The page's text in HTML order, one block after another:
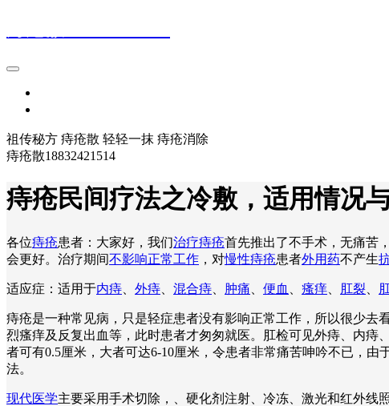
祖传秘方 痔疮散 轻轻一抹 痔疮消除
痔疮散18832421514
痔疮民间疗法之冷敷，适用情况
各位痔疮患者：大家好，我们治疗痔疮首先推出了不手术，无痛苦
会更好。治疗期间不影响正常工作 ，对慢性痔疮患者外用药不产生
适应症：适用于内痔 外痔 混合痔 肿痛 便血 瘙痒 肛裂
痔疮是一种常见病，只是轻症患者没有影响正常工作，所以很少去
烈瘙痒及反复出血等，此时患者才匆匆就医。肛检可见外痔、内痔
者可有0.5厘米，大者可达6-10厘米，令患者非常痛苦呻吟不已，
法。
现代医学主要采用手术切除，、硬化剂注射、冷冻、激光和红外线